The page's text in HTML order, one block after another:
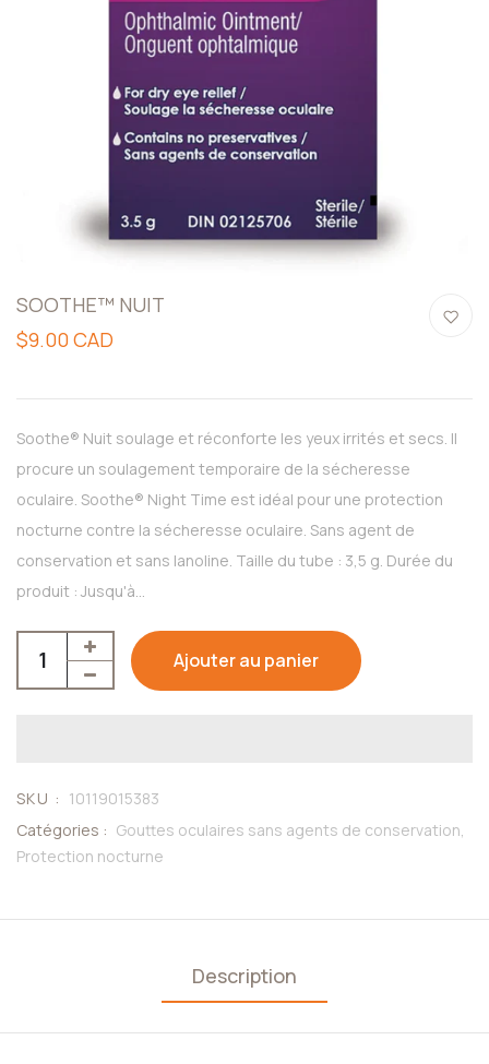
SOOTHE™ NUIT
$9.00 CAD
Soothe® Nuit soulage et réconforte les yeux irrités et secs. Il
procure un soulagement temporaire de la sécheresse
oculaire. Soothe® Night Time est idéal pour une protection
nocturne contre la sécheresse oculaire. Sans agent de
conservation et sans lanoline. Taille du tube : 3,5 g. Durée du
produit : Jusqu'à...
Ajouter au panier
SKU : 10119015383
Catégories : Gouttes oculaires sans agents de conservation,
Protection nocturne
Description